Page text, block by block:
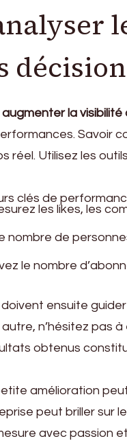
augmenter la
Savoir
réel. Utilisez les
clés de
les likes, les
nombre de
le nombre
ensuite
autre, n’hésitez
obtenus
amélioration
peut briller sur
avec passion